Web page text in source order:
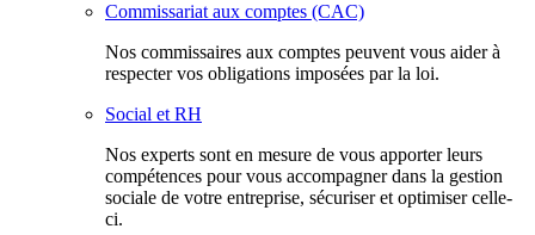
Commissariat aux comptes (CAC)
Nos commissaires aux comptes peuvent vous aider à
respecter vos obligations imposées par la loi.
Social et RH
Nos experts sont en mesure de vous apporter leurs
compétences pour vous accompagner dans la gestion
sociale de votre entreprise, sécuriser et optimiser celle-
ci.